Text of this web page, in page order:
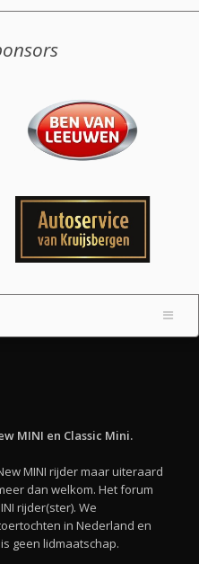
MINI en Classic Mini.
MINI rijder maar uiteraard
dan welkom. Het forum
rijder(ster). We
in Nederland en
geen lidmaatschap.